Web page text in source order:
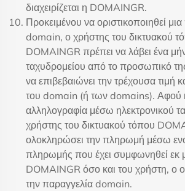
διαχειρίζεται η DOMAINGR.
Προκειμένου να οριστικοποιηθεί
domain, ο χρήστης του δικτυακού
DOMAINGR πρέπει να λάβει ένα
ταχυδρομείου από το προσωπικό
να επιβεβαιώνει την τρέχουσα τιμή
του domain (ή των domains). Αφού
αλληλογραφία μέσω ηλεκτρονικού
χρήστης του δικτυακού τόπου
ολοκληρώσει την πληρωμή μέσω
πληρωμής που έχει συμφωνηθεί εκ
DOMAINGR όσο και του χρήστη, ο
την παραγγελία domain.